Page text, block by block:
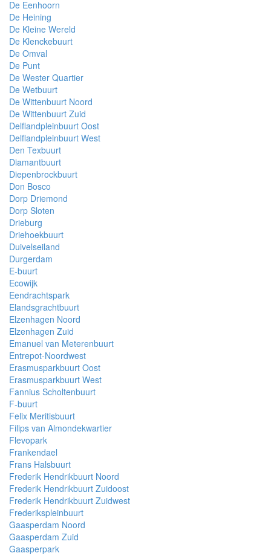
De Eenhoorn
De Heining
De Kleine Wereld
De Klenckebuurt
De Omval
De Punt
De Wester Quartier
De Wetbuurt
De Wittenbuurt Noord
De Wittenbuurt Zuid
Delflandpleinbuurt Oost
Delflandpleinbuurt West
Den Texbuurt
Diamantbuurt
Diepenbrockbuurt
Don Bosco
Dorp Driemond
Dorp Sloten
Drieburg
Driehoekbuurt
Duivelseiland
Durgerdam
E-buurt
Ecowijk
Eendrachtspark
Elandsgrachtbuurt
Elzenhagen Noord
Elzenhagen Zuid
Emanuel van Meterenbuurt
Entrepot-Noordwest
Erasmusparkbuurt Oost
Erasmusparkbuurt West
Fannius Scholtenbuurt
F-buurt
Felix Meritisbuurt
Filips van Almondekwartier
Flevopark
Frankendael
Frans Halsbuurt
Frederik Hendrikbuurt Noord
Frederik Hendrikbuurt Zuidoost
Frederik Hendrikbuurt Zuidwest
Frederikspleinbuurt
Gaasperdam Noord
Gaasperdam Zuid
Gaasperpark